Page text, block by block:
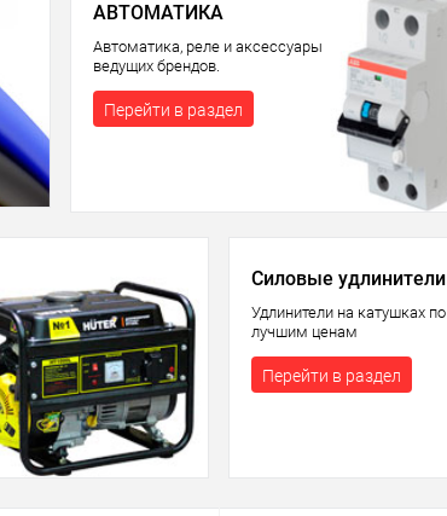
АВТОМАТИКА
Автоматика, реле и аксессуары
ведущих брендов.
Перейти в раздел
Силовые удлинители
Удлинители на катушках по
лучшим ценам
Перейти в раздел